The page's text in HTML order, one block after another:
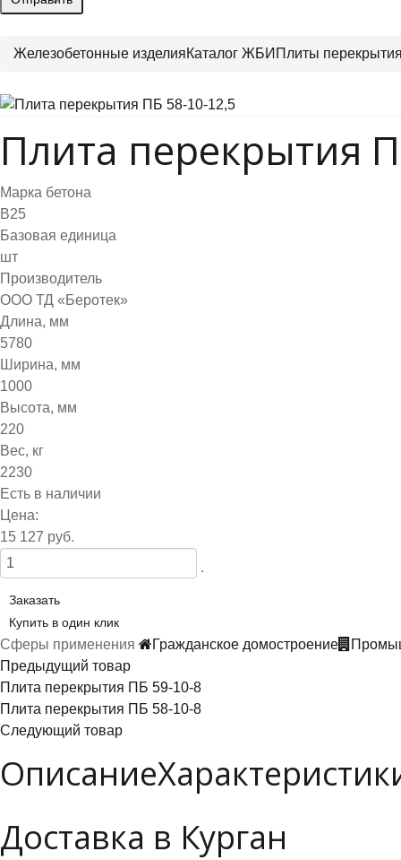
Железобетонные изделияКаталог ЖБИ Плиты
Плита перекрытия
Марка бетона
B25
Базовая единица
шт
Производитель
ООО ТД «Беротек»
Длина, мм
5780
Ширина, мм
1000
Высота, мм
220
Вес, кг
2230
Есть в наличии
Цена:
15 127 руб.
.
Заказать
Купить в один клик
Сферы применения Гражданское домостроение
Предыдущий товар
Плита перекрытия ПБ 59-10-8
Плита перекрытия ПБ 58-10-8
Следующий товар
Описание
Доставка в Курган